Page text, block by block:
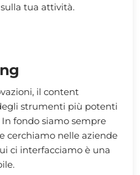
tua attività.
il content
strumenti più potenti
fondo siamo sempre
cerchiamo nelle aziende
ci interfacciamo è una